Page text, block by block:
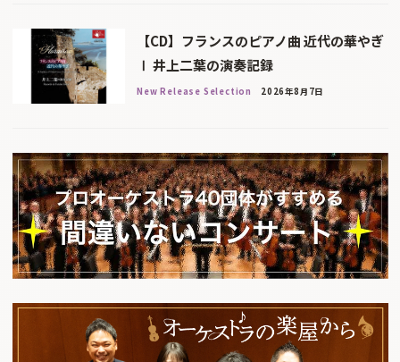
【CD】フランスのピアノ曲 近代の華やぎ
Ⅰ 井上二葉の演奏記録
New Release Selection 2026年8月7日